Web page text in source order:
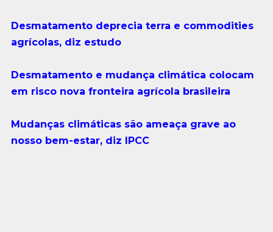
Desmatamento deprecia terra e commodities
agrícolas, diz estudo
Desmatamento e mudança climática colocam
em risco nova fronteira agrícola brasileira
Mudanças climáticas são ameaça grave ao
nosso bem-estar, diz IPCC